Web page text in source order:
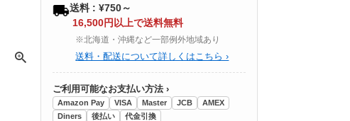
送料 : ¥750～
16,500円以上で送料無料
※北海道・沖縄など一部例外地域あり
送料・配送について詳しくはこちら ›
ご利用可能なお支払い方法 ›
Amazon Pay VISA Master JCB
AMEX
Diners
後払い 代金引換